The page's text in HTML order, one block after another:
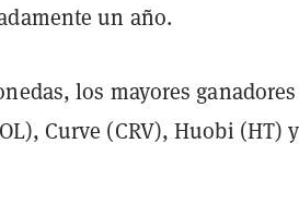
un año.
los mayores
Curve (CRV), Huobi (HT) y